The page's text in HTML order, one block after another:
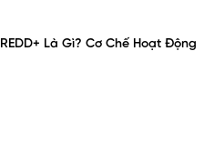
REDD+ Là Gì? Cơ Chế Hoạt Động